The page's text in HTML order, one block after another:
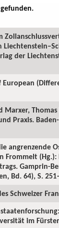
der
European
Praxis.
Frommelt
Gamprin-
Bd. 64), S.
Schweizer
im